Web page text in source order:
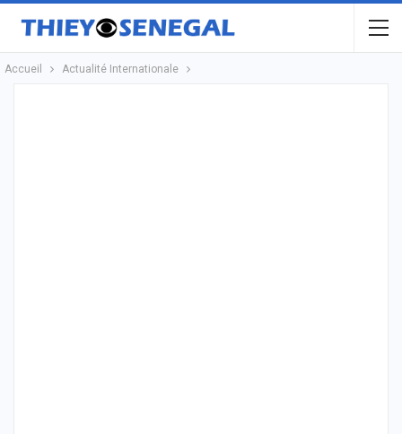
Accueil Actualité Internationale